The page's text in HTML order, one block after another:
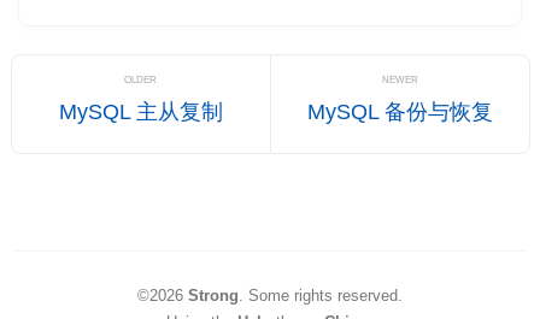
OLDER
MySQL 主从复制
NEWER
MySQL 备份与恢复
©2026 Strong
Some rights reserved.